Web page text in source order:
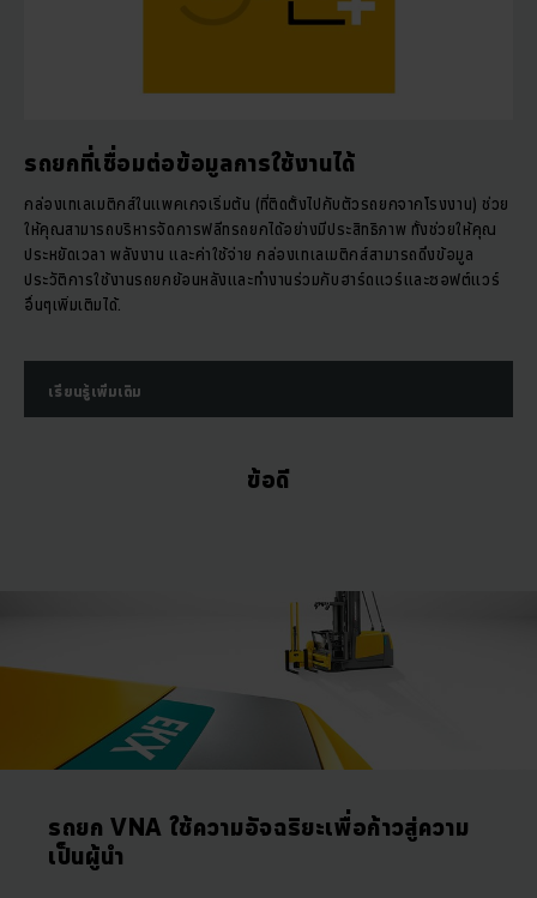
รถยกที่เชื่อมต่อข้อมูลการใช้งานได้
กล่องเทเลเมติกส์ในแพคเกจเริ่มต้น (ที่ติดตั้งไปกับตัวรถยกจากโรงงาน) ช่วย
ให้คุณสามารถบริหารจัดการฟลีทรถยกได้อย่างมีประสิทธิภาพ ทั้งช่วยให้คุณ
ประหยัดเวลา พลังงาน และค่าใช้จ่าย กล่องเทเลเมติกส์สามารถดึงข้อมูล
ประวัติการใช้งานรถยกย้อนหลังและทำงานร่วมกับฮาร์ดแวร์และซอฟต์แวร์
อื่นๆเพิ่มเติมได้.
เรียนรู้เพิ่มเติม
ข้อดี
รถยก VNA ใช้ความอัจฉริยะเพื่อก้าวสู่ความ
เป็นผู้นำ